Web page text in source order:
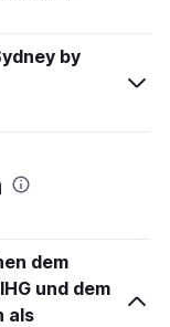
by
dem
und dem
als